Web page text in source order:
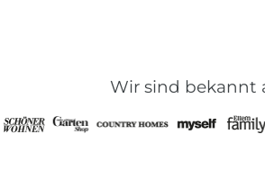
Wir sind bekannt